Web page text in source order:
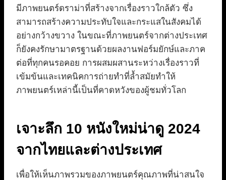
มีภาพยนตร์ดราม่าที่สร้างจากเรื่องราวใกล้ตัว ซึ่ง
สามารถสร้างความประทับใจและกระแสในสังคมได้
อย่างกว้างขวาง ในขณะที่ภาพยนตร์จากต่างประเทศ
ก็ยังคงรักษามาตรฐานด้วยผลงานฟอร์มยักษ์และภาค
ต่อที่ทุกคนรอคอย การผสมผสานระหว่างเรื่องราวที่
เข้มข้นและเทคนิคการถ่ายทำที่ล้ำสมัยทำให้
ภาพยนตร์เหล่านี้เป็นที่คาดหวังของผู้ชมทั่วโลก
เจาะลึก 10 หนังใหม่น่าดู 2024
จากไทยและต่างประเทศ
เพื่อให้เห็นภาพรวมของภาพยนตร์คุณภาพที่น่าสนใจ